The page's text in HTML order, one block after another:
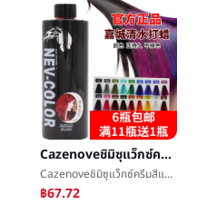
Cazenoveชิมิซุแว็กซ์ครีมสีแดงขี้ผึ้งกรรมตามสนองสีแดงจางหายสีเหลืองห้องโถงย้อมครีมจางหายè²จัดแต่งทรงผมบทความห้องโถงขายส่ง
Cazenoveชิมิซุแว็กซ์ครีมสีแดงขี้ผึ้งกรรมตามสนองสีแดงจางหายสีเหลืองห้องโถงย้อมครีมจางหายè²จัดแต่งทรงผมบทความห้องโถงขายส่ง
฿67.72